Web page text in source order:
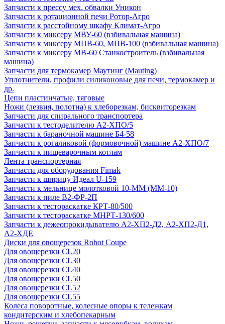
Запчасти к прессу мех. обвалки Уникон
Запчасти к ротационной печи Ротор-Агро
Запчасти к расстойному шкафу Климат-Агро
Запчасти к миксеру МВУ-60 (взбивальная машина)
Запчасти к миксеру МПВ-60, МПВ-100 (взбивальная машина)
Запчасти к миксеру МВ-60 Станкостроитель (взбивальная
машина)
Запчасти для термокамер Маутинг (Mauting)
Уплотнители, профили силиконовые для печи, термокамер и
др.
Цепи пластинчатые, тяговые
Ножи (лезвия, полотна) к хлеборезкам, бисквиторезкам
Запчасти для спирального транспортера
Запчасти к тестоделителю А2-ХПО/5
Запчасти к бараночной машине Б4-58
Запчасти к рогаликовой (формовочной) машине А2-ХПО/7
Запчасти к пищеварочным котлам
Лента транспортерная
Запчасти для оборудования Fimak
Запчасти к шприцу Идеал U-159
Запчасти к мельнице молотковой 10-ММ (ММ-10)
Запчасти к пиле В2-ФР-2П
Запчасти к тестораскатке КРТ-80/500
Запчасти к тестораскатке МНРТ-130/600
Запчасти к деже­опрокидывателю А2-ХП2-Д2, А2-ХП2-Д1,
А2-ХДЕ
Диски для овощерезок Robot Coupe
Для овощерезки CL20
Для овощерезки CL30
Для овощерезки CL40
Для овощерезки CL50
Для овощерезки CL52
Для овощерезки CL55
Колеса поворотные, колесные опоры к тележкам
кондитерским и хлебопекарным